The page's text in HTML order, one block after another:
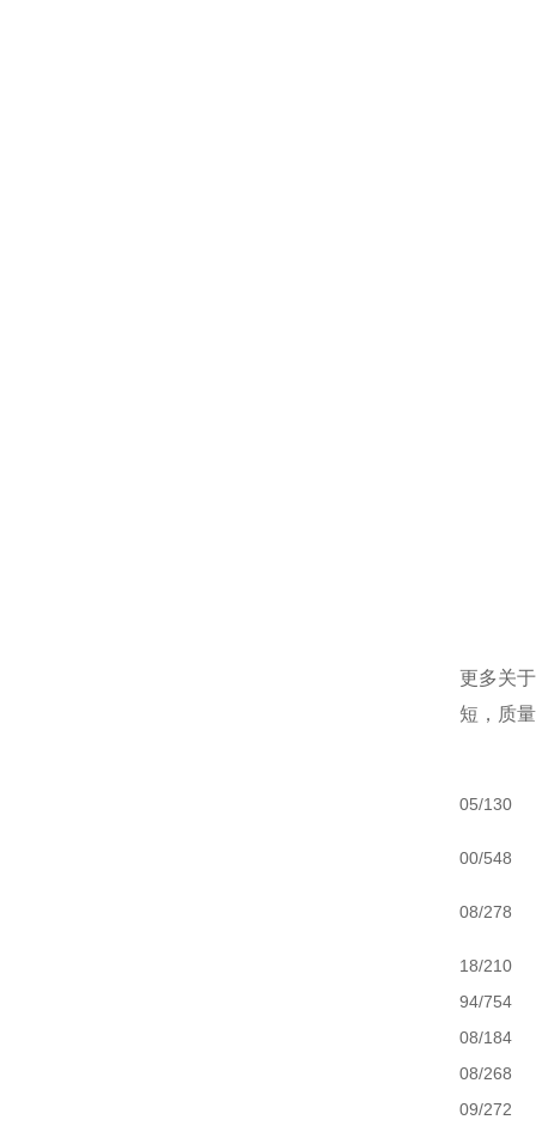
更多关
短，质
05/130
00/548
08/278
18/210
94/754
08/184
08/268
09/272